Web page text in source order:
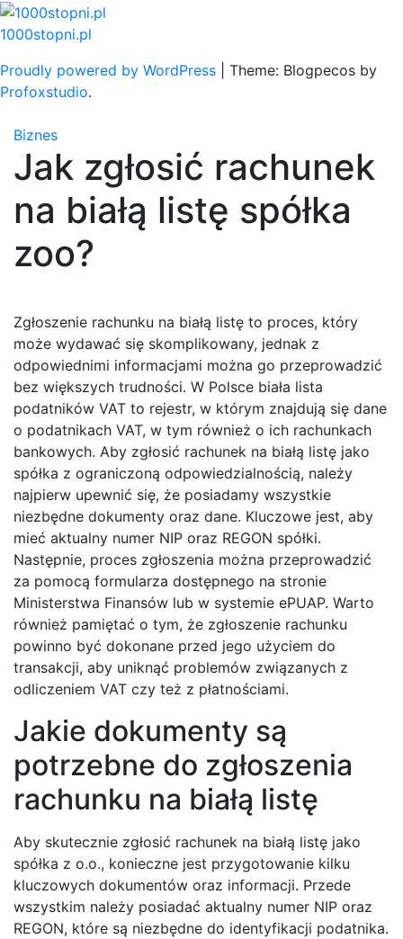
Skip
to
1000stopni.pl
Proudly powered by WordPress
Theme: Blogpecos by
Profoxstudio.
Biznes
Jak zgłosić rachunek
na białą listę spółka
zoo?
Zgłoszenie rachunku na białą listę to proces, który
może wydawać się skomplikowany, jednak z
odpowiednimi informacjami można go przeprowadzić
bez większych trudności. W Polsce biała lista
podatników VAT to rejestr, w którym znajdują się dane
o podatnikach VAT, w tym również o ich rachunkach
bankowych. Aby zgłosić rachunek na białą listę jako
spółka z ograniczoną odpowiedzialnością, należy
najpierw upewnić się, że posiadamy wszystkie
niezbędne dokumenty oraz dane. Kluczowe jest, aby
mieć aktualny numer NIP oraz REGON spółki.
Następnie, proces zgłoszenia można przeprowadzić
za pomocą formularza dostępnego na stronie
Ministerstwa Finansów lub w systemie ePUAP. Warto
również pamiętać o tym, że zgłoszenie rachunku
powinno być dokonane przed jego użyciem do
transakcji, aby uniknąć problemów związanych z
odliczeniem VAT czy też z płatnościami.
Jakie dokumenty są
potrzebne do zgłoszenia
rachunku na białą listę
Aby skutecznie zgłosić rachunek na białą listę jako
spółka z o.o., konieczne jest przygotowanie kilku
kluczowych dokumentów oraz informacji. Przede
wszystkim należy posiadać aktualny numer NIP oraz
REGON, które są niezbędne do identyfikacji podatnika.